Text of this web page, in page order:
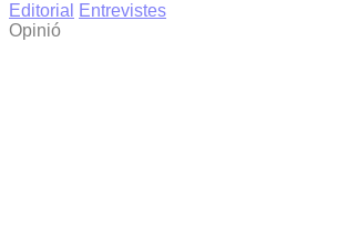
Editorial
Entrevistes
Opinió